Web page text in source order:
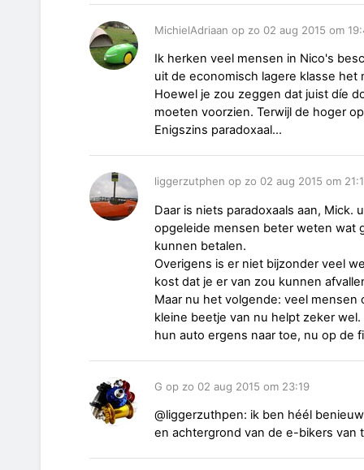
MichielAdriaan op zo 02 aug 2015 om
Ik herken veel mensen in Nico's
uit de economisch lagere klasse
Hoewel je zou zeggen dat juist díe
moeten voorzien. Terwijl de hoger
Enigszins paradoxaal...
liggerzutphen op zo 02 aug 2015 om
Daar is niets paradoxaals aan,
opgeleide mensen beter weten wat
kunnen betalen.
Overigens is er niet bijzonder veel
kost dat je er van zou kunnen
Maar nu het volgende: veel
kleine beetje van nu helpt zeker
hun auto ergens naar toe, nu op de
G op zo 02 aug 2015 om 23:19
@liggerzuthpen: ik ben héél
en achtergrond van de e-bikers van